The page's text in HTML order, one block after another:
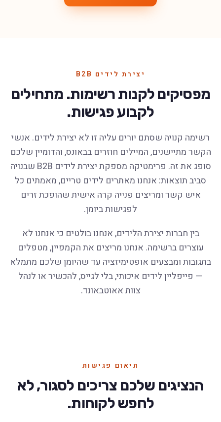
יצירת לידים B2B
מפסיקים לקנות רשימות. מתחילים
לקבוע פגישות.
רשימה קנויה שסתם יורים עליה זו לא יצירת לידים. אנשי
הקשר מתיישנים, המיילים חוזרים בבאונס, והדומיין שלכם
סופג את זה. פרימטיקה מספקת יצירת לידים B2B שבנויה
סביב תוצאות: אנחנו מאתרים לידים טריים, מאמתים כל
איש קשר ומריצים פנייה קרה אישית שהופכת זרים
לפגישות ביומן.
בין חברות יצירת הלידים, אנחנו בולטים כי אנחנו לא
עוצרים ברשימה. אנחנו מריצים את הקמפיין, מטפלים
בתגובות ומבצעים אופטימיזציה עד שהיומן שלכם מתמלא
— פייפליין לידים איכותי, בלי לגייס, להכשיר או לנהל
צוות אאוטבאונד.
תיאום פגישות
הנציגים שלכם צריכים לסגור, לא
לחפש לקוחות.